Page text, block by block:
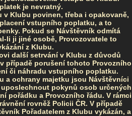
je nevratný.
Klubu povinen, třeba i opakovaně,
vstupního poplatku, a to
Pokud se Návštěvník odmítá
li ji jiné osobě, Provozovatele to
z Klubu.
další setrvání v Klubu z důvodů
případě porušení tohoto Provozního
či náhradu vstupního poplatku.
a ochrany majetku jsou Návštěvníci
pokynů osob určených
pořádku a Provozního řádu. V rámci
rovněž Policii ČR. V případě
Pořadatelem z Klubu vykázán, a